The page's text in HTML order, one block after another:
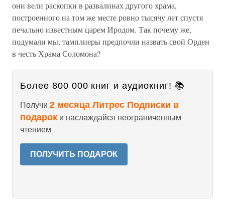
они вели раскопки в развалинах другого храма,
построенного на том же месте ровно тысячу лет спустя
печально известным царем Иродом. Так почему же,
подумали мы, тамплиеры предпочли назвать свой Орден
в честь Храма Соломона?
Более 800 000 книг и аудиокниг! 📚
Получи 2 месяца Литрес Подписки в
подарок и наслаждайся неограниченным
чтением
ПОЛУЧИТЬ ПОДАРОК